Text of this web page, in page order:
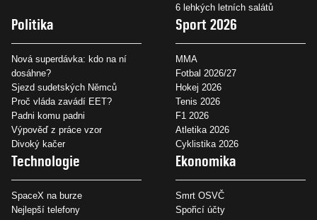
6 lehkých letních salátů
Politika
Nová superdávka: kdo na ní
dosáhne?
Sjezd sudetských Němců
Proč vláda zavádí EET?
Padni komu padni
Výpověď z práce vzor
Divoký kačer
Sport 2026
MMA
Fotbal 2026/27
Hokej 2026
Tenis 2026
F1 2026
Atletika 2026
Cyklistika 2026
Technologie
SpaceX na burze
Nejlepší telefony
Ekonomika
Smrt OSVČ
Spořicí účty